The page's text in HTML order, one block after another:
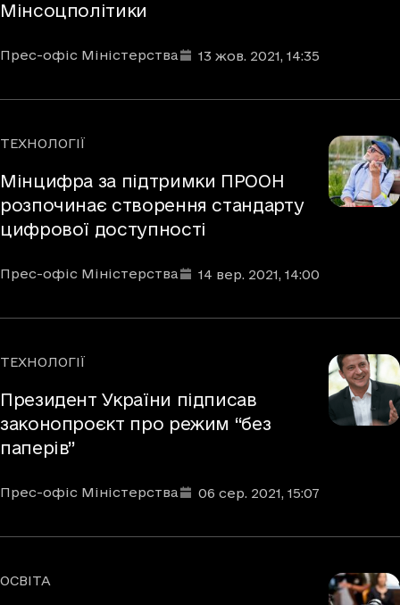
Мінсоцполітики
Автори
Прес-офіс Міністерства
Дата та час публікації: 13 жов. 2021, 14:35
Рубрики
ТЕХНОЛОГІЇ
Мінцифра за підтримки ПРООН
розпочинає створення стандарту
цифрової доступності
Автори
Прес-офіс Міністерства
Дата та час публікації: 14 вер. 2021, 14:00
Рубрики
ТЕХНОЛОГІЇ
Президент України підписав
законопроєкт про режим “без
паперів”
Автори
Прес-офіс Міністерства
Дата та час публікації: 06 сер. 2021, 15:07
Рубрики
ОСВІТА